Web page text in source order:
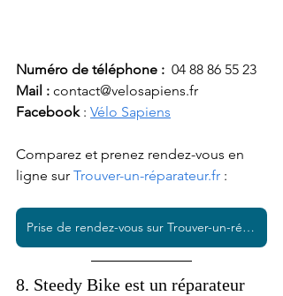
Numéro de téléphone :
  04 88 86 55 23
Mail : contact@velosapiens.fr
Facebook : Vélo Sapiens
Comparez et prenez rendez-vous en
ligne sur Trouver-un-réparateur.fr :
Prise de rendez-vous sur Trouver-un-réparateur.fr
8. Steedy Bike est un réparateur